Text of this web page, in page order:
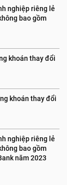
nghiệp riêng lẻ
bao gồm
khoán thay đổi
khoán thay đổi
nghiệp riêng lẻ
bao gồm
năm 2023